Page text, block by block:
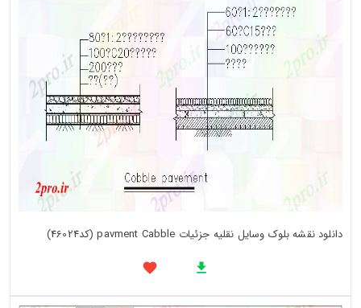
دانلود نقشه بلوک وسایل نقلیه جزئیات pavment Cabble (کد46024)